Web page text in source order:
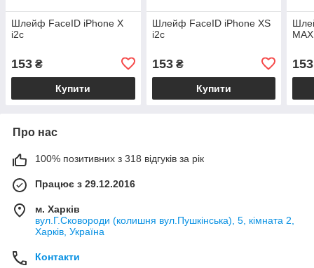
Шлейф FaceID iPhone X
i2c
153 ₴
Купити
Шлейф FaceID iPhone XS
i2c
153₴
Купити
153
Про нас
100% позитивних з 318 відгуків за рік
Працює з 29.12.2016
м. Харків
вул.Г.Сковороди (колишня вул.Пушкінська), 5, кімната 2,
Харків, Україна
Контакти